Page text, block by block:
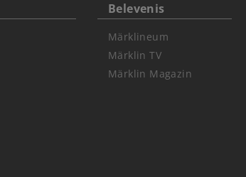
Belevenis
Märklineum
Märklin TV
Märklin Magazin